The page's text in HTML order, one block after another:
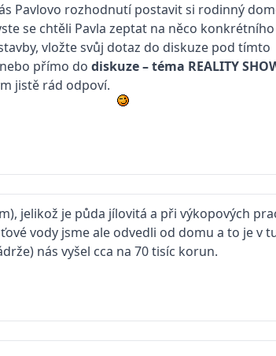
Pavlovo rozhodnutí postavit si rodinný
se chtěli Pavla zeptat na něco konkrétního
vložte svůj dotaz do diskuze pod tímto
přímo do diskuze – téma REALITY
jistě rád odpoví.
jelikož je půda jílovitá a při výkopových
vody jsme ale odvedli od domu a to je v
nás vyšel cca na 70 tisíc korun.